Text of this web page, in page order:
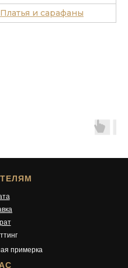
Платья и сарафаны
примерка